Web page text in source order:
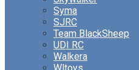
Syma
SJRC
Team BlackSheep
UDI RC
Walkera